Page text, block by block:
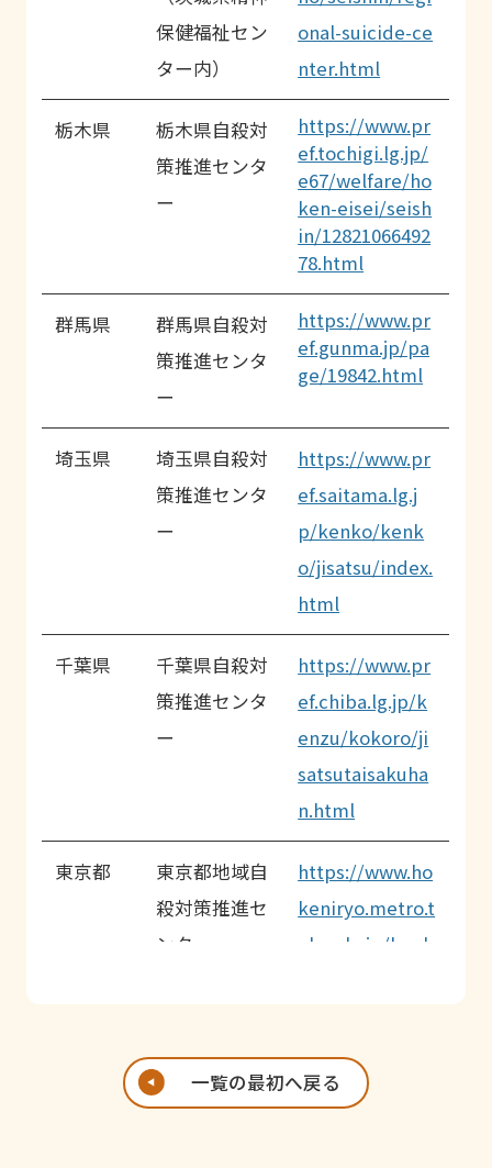
保健福祉セン
ター内）
onal-suicide-ce
nter.html
栃木県
栃木県自殺対
策推進センタ
ー
https://www.pr
ef.tochigi.lg.jp/
e67/welfare/ho
ken-eisei/seish
in/12821066492
78.html
群馬県
群馬県自殺対
策推進センタ
ー
https://www.pr
ef.gunma.jp/pa
ge/19842.html
埼玉県
埼玉県自殺対
策推進センタ
ー
https://www.pr
ef.saitama.lg.j
p/kenko/kenk
o/jisatsu/index.
html
千葉県
千葉県自殺対
策推進センタ
ー
https://www.pr
ef.chiba.lg.jp/k
enzu/kokoro/ji
satsutaisakuha
n.html
東京都
東京都地域自
殺対策推進セ
ンター
https://www.ho
keniryo.metro.t
okyo.lg.jp/kenk
対策推進セン
ター
ef.kanagawa.jp/
docs/nx3/cnt/s
一覧の最初へ戻る